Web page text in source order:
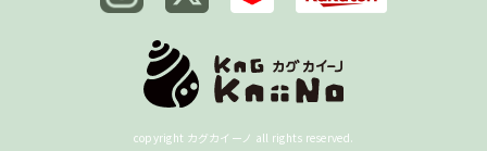
copyright カグカイーノ all rights reserved.